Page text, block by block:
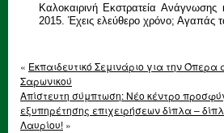
Καλοκαιρινή Εκστρατεία Ανάγνωσης
2015. Έχεις ελεύθερο χρόνο; Αγαπάς
« Εκπαιδευτικό Σεμινάριο για την
Σαρωνικού
Απίστευτη σύμπτωση: Νέο κέντρο
εξυπηρέτησης επιχειρήσεων δίπλα –
Λαυρίου! »